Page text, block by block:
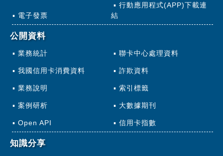
電子發票
行動應用程式(APP)下載連
結
公開資料
業務統計 聯卡中心處理資料
我國信用卡消費資料 詐欺資料
業務說明 索引標籤
案例研析 大數據期刊
Open API 信用卡指數
知識分享